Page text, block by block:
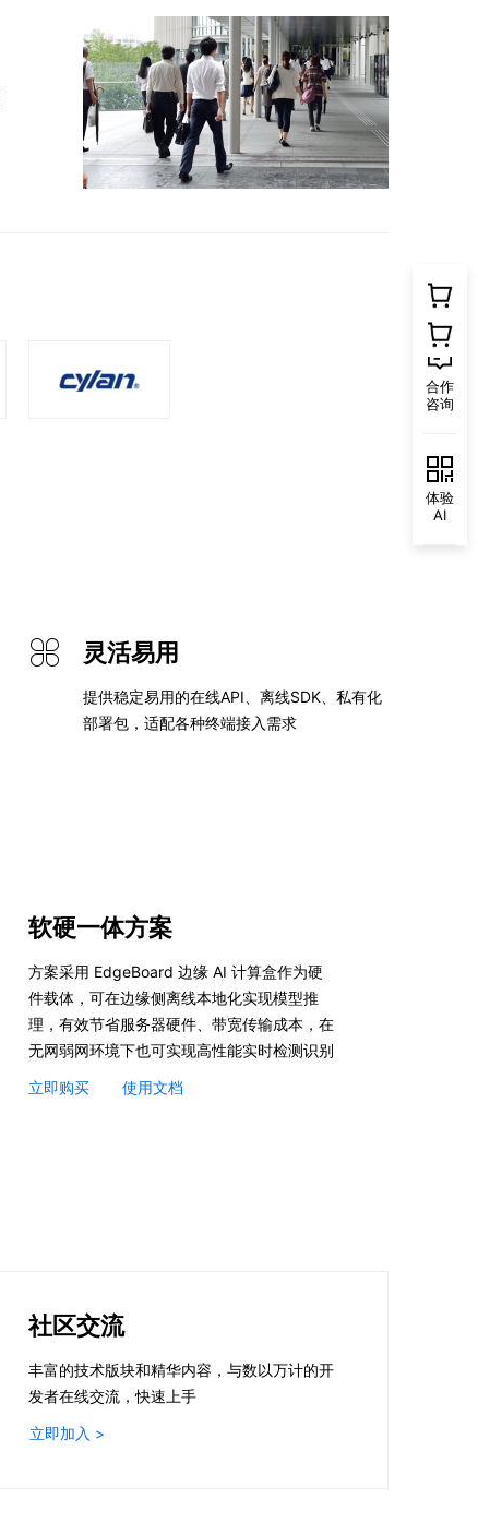
灵活易用
提供稳定易用的在线API、离线SDK、私有化
部署包，适配各种终端接入需求
软硬一体方案
方案采用 EdgeBoard 边缘 AI 计算盒作为硬
件载体，可在边缘侧离线本地化实现模型推
理，有效节省服务器硬件、带宽传输成本，在
无网弱网环境下也可实现高性能实时检测识别
立即购买
使用文档
社区交流
丰富的技术版块和精华内容，与数以万计的开
发者在线交流，快速上手
立即加入 >
合作
咨询
体验
AI